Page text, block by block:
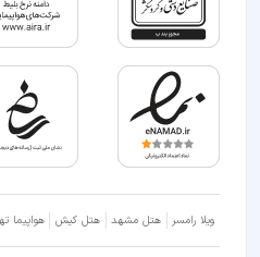
ویلا رامسر هتل مشهد هتل کیش هواپیما